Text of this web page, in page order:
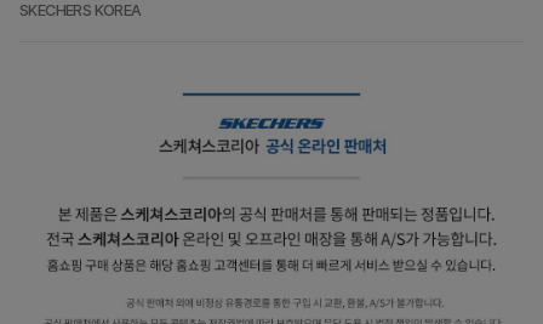
SKECHERS KOREA